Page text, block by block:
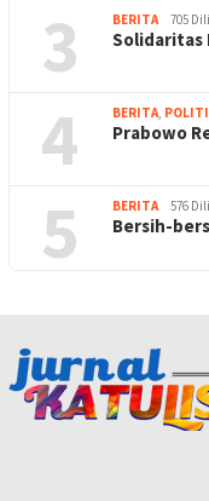
3 BERITA 705
Solidaritas
4 BERITA,
Prabowo
5 BERITA 576
Bersih-